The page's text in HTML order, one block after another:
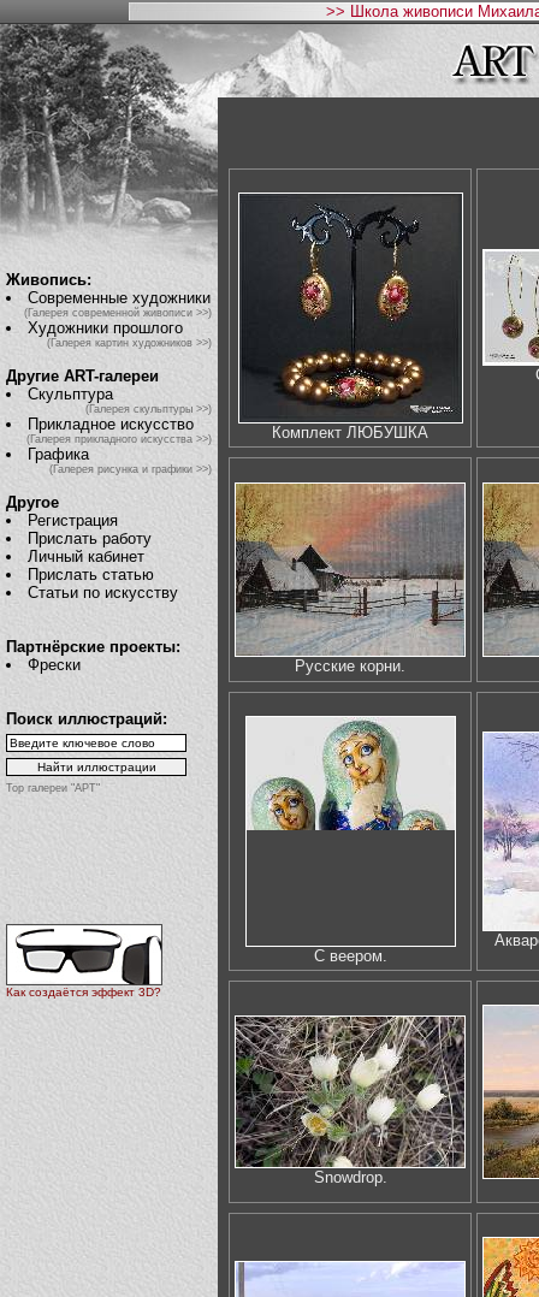
>> Школа живописи
Живопись:
Современные художники
(Галерея современной живописи >>)
Художники прошлого
(Галерея картин художников >>)
Другие ART-галереи
Скульптура
(Галерея скульптуры >>)
Прикладное искусство
(Галерея прикладного искусства >>)
Графика
(Галерея рисунка и графики >>)
Другое
Регистрация
Прислать работу
Личный кабинет
Прислать статью
Статьи по искусству
Партнёрские проекты:
Фрески
Поиск иллюстраций:
Top галереи "АРТ"
Как создаётся эффект 3D?
Комплект ЛЮБУШКА
Русские корни.
С веером.
Snowdrop.